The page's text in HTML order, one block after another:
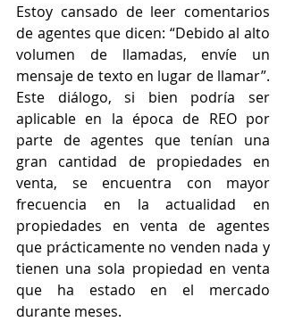
Estoy cansado de leer comentarios
de agentes que dicen: “Debido al alto
volumen de llamadas, envíe un
mensaje de texto en lugar de llamar”.
Este diálogo, si bien podría ser
aplicable en la época de REO por
parte de agentes que tenían una
gran cantidad de propiedades en
venta, se encuentra con mayor
frecuencia en la actualidad en
propiedades en venta de agentes
que prácticamente no venden nada y
tienen una sola propiedad en venta
que ha estado en el mercado
durante meses.